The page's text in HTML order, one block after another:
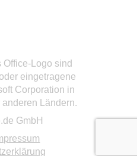
Office-Logo sind
eingetragene
Corporation in
Ländern.
GmbH